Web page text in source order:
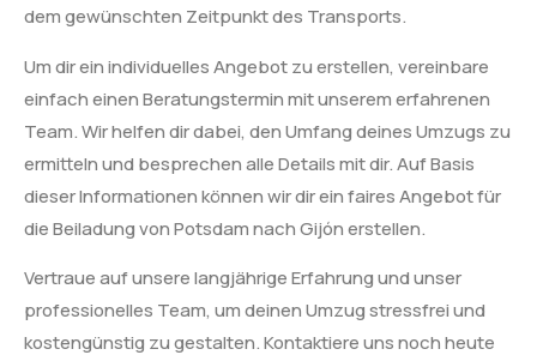
dem gewünschten Zeitpunkt des Transports.
Um dir ein individuelles Angebot zu erstellen, vereinbare
einfach einen Beratungstermin mit unserem erfahrenen
Team. Wir helfen dir dabei, den Umfang deines Umzugs zu
ermitteln und besprechen alle Details mit dir. Auf Basis
dieser Informationen können wir dir ein faires Angebot für
die Beiladung von Potsdam nach Gijón erstellen.
Vertraue auf unsere langjährige Erfahrung und unser
professionelles Team, um deinen Umzug stressfrei und
kostengünstig zu gestalten. Kontaktiere uns noch heute